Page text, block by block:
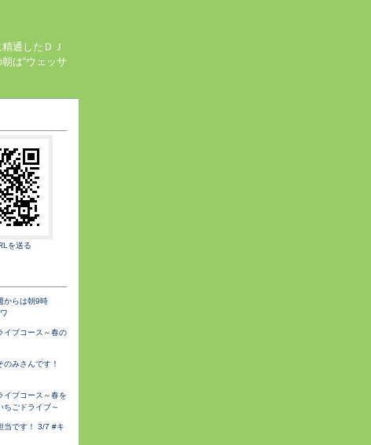
通したＤＪ
は“ウェッサ
を送る
からは朝9時
イブコース～春の
みさんです！
イブコース～春を
ちごドライブ～
当です！ 3/7 #キ